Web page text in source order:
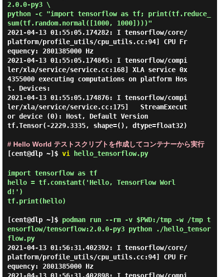
2.0.0-py3 \
python -c "import tensorflow as tf; print(tf.reduce_
sum(tf.random.normal([1000, 1000])))"
2021-04-13 01:55:05.174282: I tensorflow/core/
platform/profile_utils/cpu_utils.cc:94] CPU Fr
equency: 2801385000 Hz
2021-04-13 01:55:05.174845: I tensorflow/compi
ler/xla/service/service.cc:168] XLA service 0x
4355000 executing computations on platform Hos
t. Devices:
2021-04-13 01:55:05.174876: I tensorflow/compi
ler/xla/service/service.cc:175]   StreamExecut
or device (0): Host, Default Version
tf.Tensor(-2229.3335, shape=(), dtype=float32)
# Hello World テストスクリプトを作成してコンテナーから実行
[cent@dlp ~]$ vi hello_tensorflow.py
import tensorflow as tf
hello = tf.constant('Hello, TensorFlow Worl
d!')
tf.print(hello)
[cent@dlp ~]$ podman run --rm -v $PWD:/tmp -w /tmp t
ensorflow/tensorflow:2.0.0-py3 python ./hello_tensor
flow.py
2021-04-13 01:56:31.402392: I tensorflow/core/
platform/profile_utils/cpu_utils.cc:94] CPU Fr
equency: 2801385000 Hz